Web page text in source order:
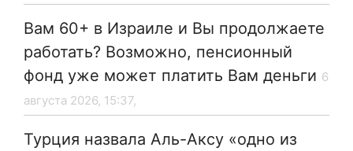
Вам 60+ в Израиле и Вы продолжаете
работать? Возможно, пенсионный
фонд уже может платить Вам деньги 6
августа 2026, 15:37,
Турция назвала Аль-Аксу «одно из